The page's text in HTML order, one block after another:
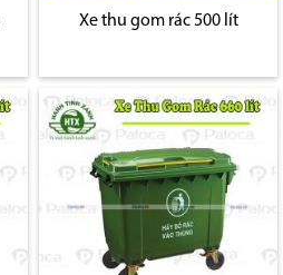
Xe thu gom rác 500 lít